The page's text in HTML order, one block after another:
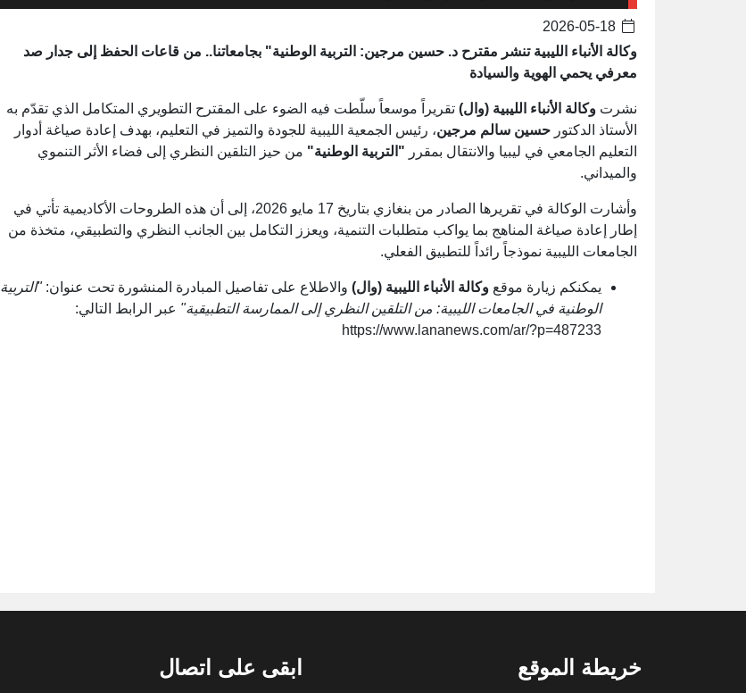
وكالة الأنباء الليبية تنشر مقترح د. حسين مرجين: التربية الوطنية" بجامعاتنا.. من قاعات الحفظ إلى جدار صد
معرفي يحمي الهوية والسيادة
نشرت وكالة الأنباء الليبية (وال) تقريراً موسعاً سلّطت فيه الضوء على المقترح التطويري المتكامل الذي تقدّم به
الأستاذ الدكتور حسين سالم مرجين، رئيس الجمعية الليبية للجودة والتميز في التعليم، بهدف إعادة صياغة أدوار
التعليم الجامعي في ليبيا والانتقال بمقرر "التربية الوطنية" من حيز التلقين النظري إلى فضاء الأثر التنموي
والميداني.
وأشارت الوكالة في تقريرها الصادر من بنغازي بتاريخ 17 مايو 2026، إلى أن هذه الطروحات الأكاديمية تأتي في
إطار إعادة صياغة المناهج بما يواكب متطلبات التنمية، ويعزز التكامل بين الجانب النظري والتطبيقي، متخذة من
الجامعات الليبية نموذجاً رائداً للتطبيق الفعلي.
يمكنكم زيارة موقع وكالة الأنباء الليبية (وال) والاطلاع على تفاصيل المبادرة المنشورة تحت عنوان:"التربية
الوطنية في الجامعات الليبية: من التلقين النظري إلى الممارسة التطبيقية" عبر الرابط التالي:
https://www.lananews.com/ar/?p=487233
خريطة الموقع ابقى على اتصال